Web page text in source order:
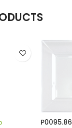
P0095.86